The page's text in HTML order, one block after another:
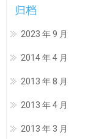
归档
2023 年 9 月
2014 年 4 月
2013 年 8 月
2013 年 4 月
2013 年 3 月